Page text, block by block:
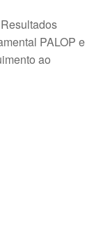
PALOP e
ao